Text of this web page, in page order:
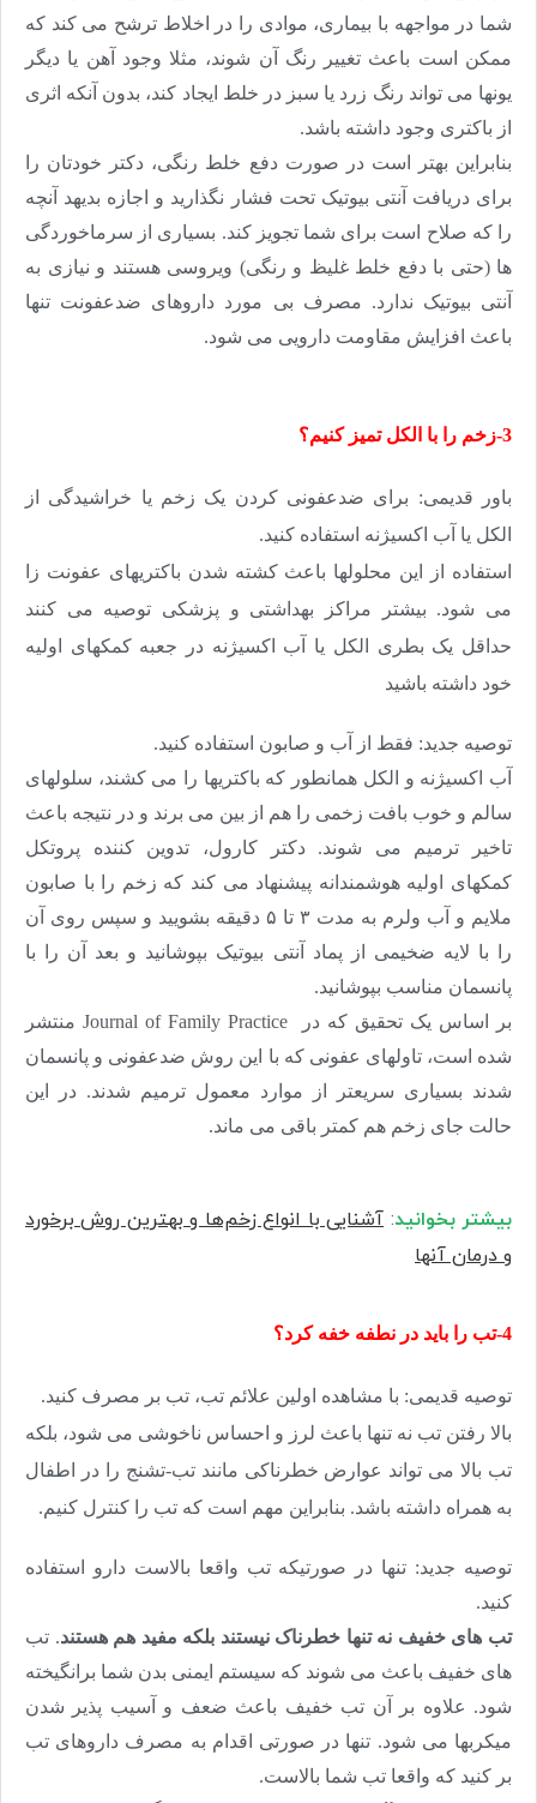
شما در مواجهه با بیماری، موادی را در اخلاط ترشح می کند که
ممکن است باعث تغییر رنگ آن شوند، مثلا وجود آهن یا دیگر
یونها می تواند رنگ زرد یا سبز در خلط ایجاد کند، بدون آنکه اثری
از باکتری وجود داشته باشد.
بنابراین بهتر است در صورت دفع خلط رنگی، دکتر خودتان را
برای دریافت آنتی بیوتیک تحت فشار نگذارید و اجازه بدیهد آنچه
را که صلاح است برای شما تجویز کند. بسیاری از سرماخوردگی
ها (حتی با دفع خلط غلیظ و رنگی) ویروسی هستند و نیازی به
آنتی بیوتیک ندارد. مصرف بی مورد داروهای ضدعفونت تنها
باعث افزایش مقاومت دارویی می شود.
3-زخم را با الکل تمیز کنیم؟
باور قدیمی: برای ضدعفونی کردن یک زخم یا خراشیدگی از
الکل یا آب اکسیژنه استفاده کنید.
استفاده از این محلولها باعث کشته شدن باکتریهای عفونت زا
می شود. بیشتر مراکز بهداشتی و پزشکی توصیه می کنند
حداقل یک بطری الکل یا آب اکسیژنه در جعبه کمکهای اولیه
خود داشته باشید
توصیه جدید: فقط از آب و صابون استفاده کنید.
آب اکسیژنه و الکل همانطور که باکتریها را می کشند، سلولهای
سالم و خوب بافت زخمی را هم از بین می برند و در نتیجه باعث
تاخیر ترمیم می شوند. دکتر کارول، تدوین کننده پروتکل
کمکهای اولیه هوشمندانه پیشنهاد می کند که زخم را با صابون
ملایم و آب ولرم به مدت ۳ تا ۵ دقیقه بشویید و سپس روی آن
را با لایه ضخیمی از پماد آنتی بیوتیک بپوشانید و بعد آن را با
پانسمان مناسب بپوشانید.
بر اساس یک تحقیق که در Journal of Family Practice منتشر
شده است، تاولهای عفونی که با این روش ضدعفونی و پانسمان
شدند بسیاری سریعتر از موارد معمول ترمیم شدند. در این
حالت جای زخم هم کمتر باقی می ماند.
بیشتر بخوانید:آشنایی با انواع زخم‌ها و بهترین روش برخورد
و درمان آنها
4-تب را باید در نطفه خفه کرد؟
توصیه قدیمی: با مشاهده اولین علائم تب، تب بر مصرف کنید.
بالا رفتن تب نه تنها باعث لرز و احساس ناخوشی می شود، بلکه
تب بالا می تواند عوارض خطرناکی مانند تب-تشنج را در اطفال
به همراه داشته باشد. بنابراین مهم است که تب را کنترل کنیم.
توصیه جدید: تنها در صورتیکه تب واقعا بالاست دارو استفاده
کنید.
تب های خفیف نه تنها خطرناک نیستند بلکه مفید هم هستند. تب
های خفیف باعث می شوند که سیستم ایمنی بدن شما برانگیخته
شود. علاوه بر آن تب خفیف باعث ضعف و آسیب پذیر شدن
میکربها می شود. تنها در صورتی اقدام به مصرف داروهای تب
بر کنید که واقعا تب شما بالاست.